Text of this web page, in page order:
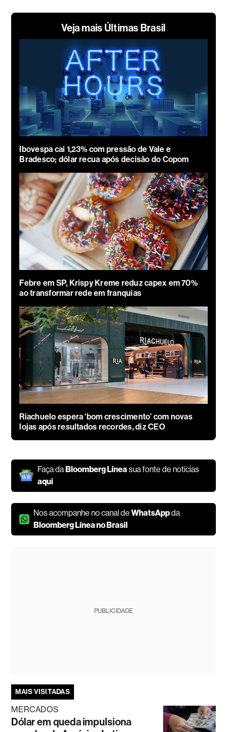
Veja mais Últimas Brasil
Ibovespa cai 1,23% com pressão de Vale e
Bradesco; dólar recua após decisão do Copom
Febre em SP, Krispy Kreme reduz capex em 70%
ao transformar rede em franquias
Riachuelo espera ‘bom crescimento’ com novas
lojas após resultados recordes, diz CEO
Faça daBloomberg Línea sua fonte de notícias
aqui
Nos acompanhe no canal deWhatsAppda
Bloomberg Línea no Brasil
PUBLICIDADE
MAIS VISITADAS
MERCADOS
Dólar em queda impulsiona